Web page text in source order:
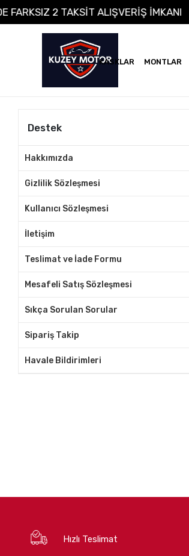
FARKSIZ 2 TAKSİT ALIŞVERİŞ İMKANI
KASKLAR MONTLAR
Destek
Hakkımızda
Gizlilik Sözleşmesi
Kullanıcı Sözleşmesi
İletişim
Teslimat ve İade Formu
Mesafeli Satış Sözleşmesi
Sıkça Sorulan Sorular
Sipariş Takip
Havale Bildirimleri
Hızlı Teslimat